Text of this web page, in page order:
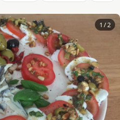
1 / 2